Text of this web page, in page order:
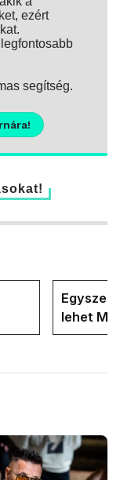
ezért
segítség.
lehet